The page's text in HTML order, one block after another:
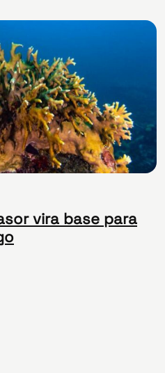
vira base para